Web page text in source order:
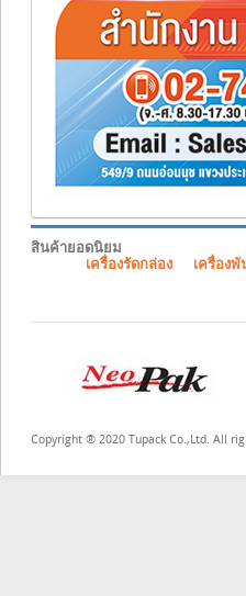
สินค้ายอดนิยม
เครื่องรัดกล่อง
เครื่อง
Copyright ® 2020 Tupack Co.,Ltd. All